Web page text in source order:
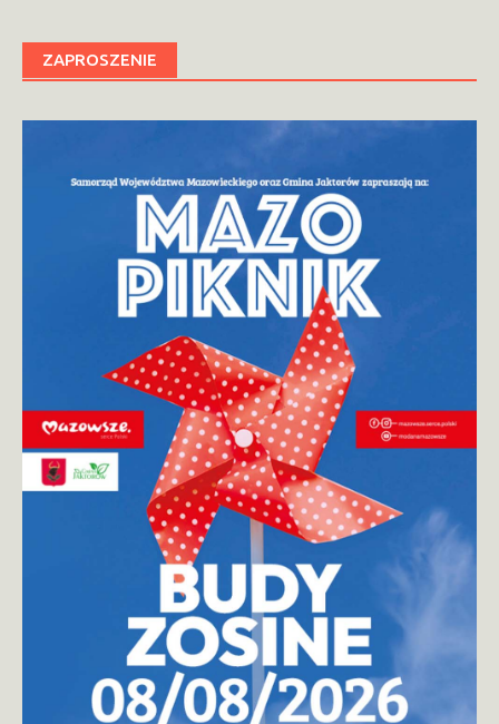
ZAPROSZENIE